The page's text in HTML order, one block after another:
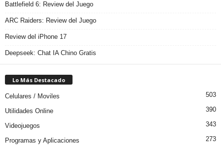
Battlefield 6: Review del Juego
ARC Raiders: Review del Juego
Review del iPhone 17
Deepseek: Chat IA Chino Gratis
Lo Más Destacado
Celulares / Moviles 503
Utilidades Online 390
Videojuegos 343
Programas y Aplicaciones 273